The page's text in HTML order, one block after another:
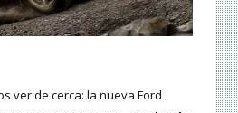
ver de cerca: la nueva Ford